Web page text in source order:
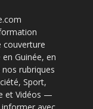
couverture
Guinée, en
rubriques
Sport,
et Vidéos —